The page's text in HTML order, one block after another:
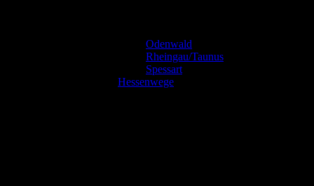
Odenwald
Rheingau/Taunus
Spessart
Hessenwege